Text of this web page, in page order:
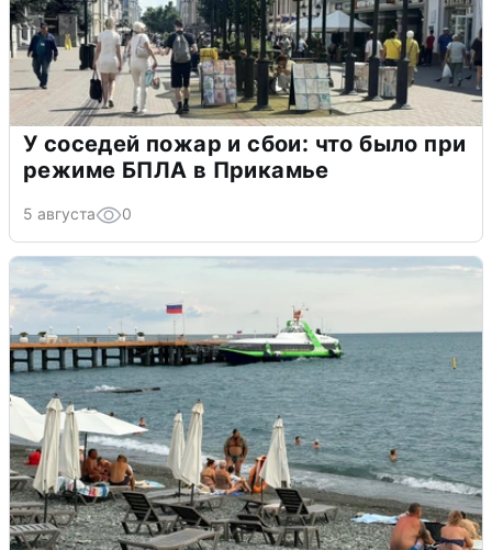
У соседей пожар и сбои: что было при
режиме БПЛА в Прикамье
5 августа 0